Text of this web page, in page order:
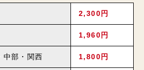
2,300円
1,960円
中部・関西 1,800円